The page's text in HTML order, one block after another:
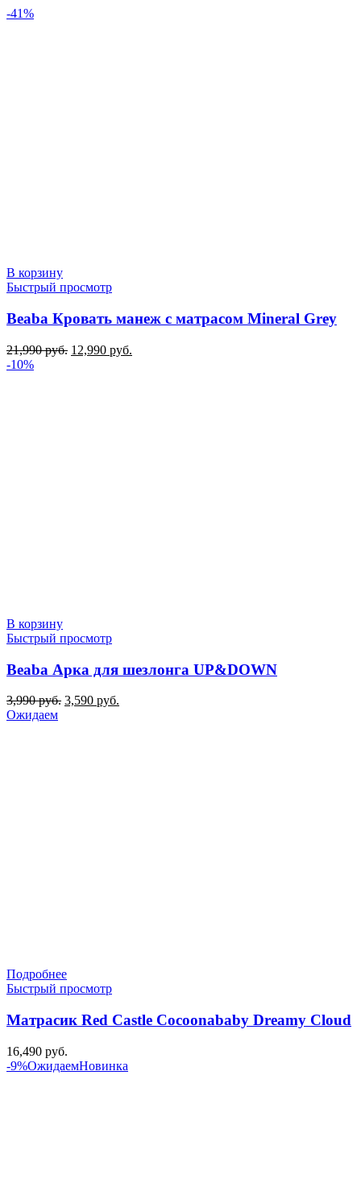
-41%
В корзину
Быстрый просмотр
Beaba Кровать манеж с матрасом Mineral Grey
21,990руб. Первоначальная
12,990 руб.
-10%
В корзину
Быстрый просмотр
Beaba Арка для шезлонга UP&DOWN
3,990руб. Первоначальная
3,590 руб.
Ожидаем
Подробнее
Быстрый просмотр
Матрасик Red Castle Cocoonababy Dreamy Cloud
16,490 руб.
-9%ОжидаемНовинка